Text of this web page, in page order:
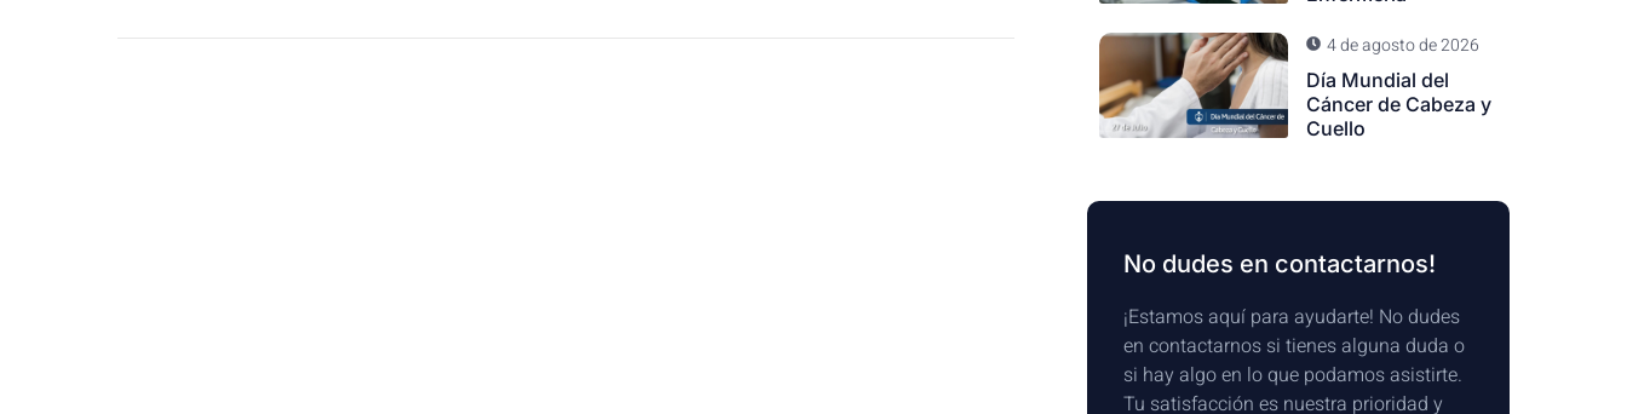
4 de agosto de 2026
Día Mundial del
Cáncer de Cabeza y
Cuello
No dudes en contactarnos!
¡Estamos aquí para ayudarte! No dudes
en contactarnos si tienes alguna duda o
si hay algo en lo que podamos asistirte.
Tu satisfacción es nuestra prioridad y